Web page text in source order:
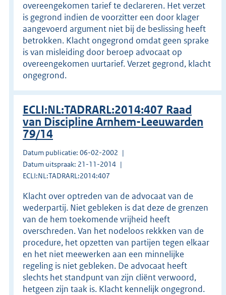
overeengekomen tarief te declareren. Het verzet
is gegrond indien de voorzitter een door klager
aangevoerd argument niet bij de beslissing heeft
betrokken. Klacht ongegrond omdat geen sprake
is van misleiding door beroep advocaat op
overeengekomen uurtarief. Verzet gegrond, klacht
ongegrond.
ECLI:NL:TADRARL:2014:407 Raad
van Discipline Arnhem-Leeuwarden
79/14
Datum publicatie: 06-02-2002
Datum uitspraak: 21-11-2014
ECLI:NL:TADRARL:2014:407
Klacht over optreden van de advocaat van de
wederpartij. Niet gebleken is dat deze de grenzen
van de hem toekomende vrijheid heeft
overschreden. Van het nodeloos rekkken van de
procedure, het opzetten van partijen tegen elkaar
en het niet meewerken aan een minnelijke
regeling is niet gebleken. De advocaat heeft
slechts het standpunt van zijn cliënt verwoord,
hetgeen zijn taak is. Klacht kennelijk ongegrond.